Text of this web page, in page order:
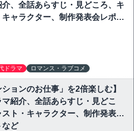
介、全話あらすじ・見どころ、キ
キャラクター、制作発表会レポー
ドラマ ロマンス・ラブコメ
ションのお仕事」を2倍楽しむ】
紹介、全話あらすじ・見どこ
スト・キャラクター、制作発表会
など